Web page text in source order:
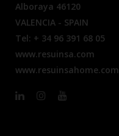
Alboraya 46120
VALENCIA - SPAIN
Tel: + 34 96 391 68 05
www.resuinsa.com
www.resuinsahome.com